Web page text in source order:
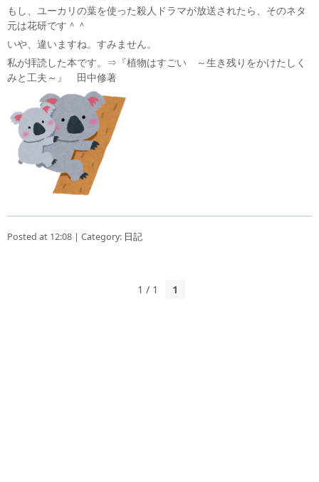
もし、ユーカリの葉を使った殺人ドラマが放送されたら、そのネタ
元は花研です＾＾
いや、違いますね。すみません。
私が拝読した本です。⇒『植物はすごい ～生き残りをかけたしく
みと工夫～』 田中修著
Posted at 12:08 | Category: 日記
1 / 1 1